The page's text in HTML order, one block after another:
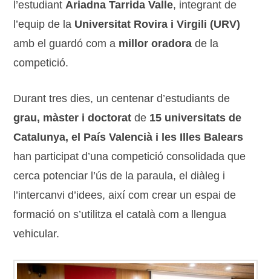
l’estudiant Ariadna Tarrida Valle, integrant de
l’equip de la Universitat Rovira i Virgili (URV)
amb el guardó com a millor oradora de la
competició.
Durant tres dies, un centenar d’estudiants de
grau, màster i doctorat de 15 universitats de
Catalunya, el País Valencià i les Illes Balears
han participat d’una competició consolidada que
cerca potenciar l’ús de la paraula, el diàleg i
l’intercanvi d’idees, així com crear un espai de
formació on s’utilitza el català com a llengua
vehicular.